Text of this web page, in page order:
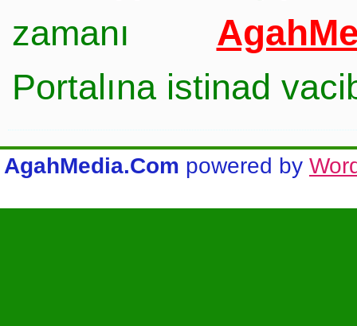
zamanı
Portalına istinad
AgahMedia.Com powered by